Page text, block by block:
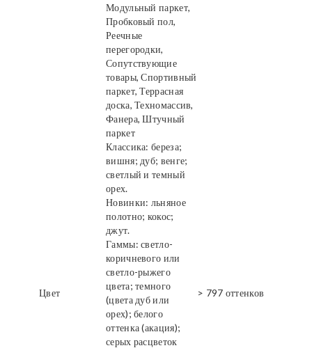
Модульный паркет,
Пробковый пол,
Реечные
перегородки,
Сопутствующие
товары, Спортивный
паркет, Террасная
доска, Техномассив,
Фанера, Штучный
паркет
Цвет
Классика: береза;
вишня; дуб; венге;
светлый и темный
орех.
Новинки: льняное
полотно; кокос;
джут.
Гаммы: светло-
коричневого или
светло-рыжего
цвета; темного
(цвета дуб или
орех); белого
оттенка (акация);
серых расцветок
> 797 оттенков